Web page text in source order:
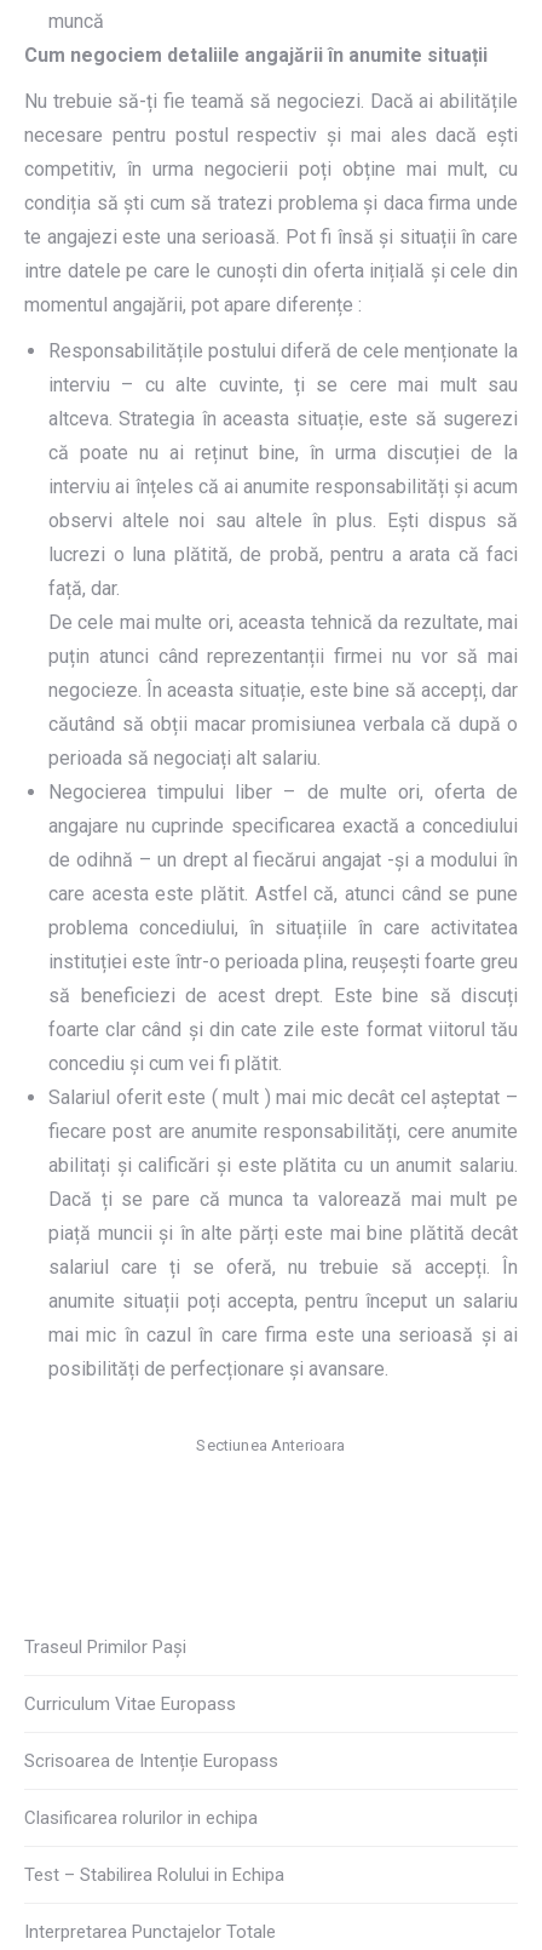
muncă
Cum negociem detaliile angajării în anumite situații
Nu trebuie să-ți fie teamă să negociezi. Dacă ai abilitățile
necesare pentru postul respectiv și mai ales dacă ești
competitiv, în urma negocierii poți obține mai mult, cu
condiția să ști cum să tratezi problema și daca firma unde
te angajezi este una serioasă. Pot fi însă și situații în care
intre datele pe care le cunoști din oferta inițială și cele din
momentul angajării, pot apare diferențe :
Responsabilitățile postului diferă de cele menționate la
interviu – cu alte cuvinte, ți se cere mai mult sau
altceva. Strategia în aceasta situație, este să sugerezi
că poate nu ai reținut bine, în urma discuției de la
interviu ai înțeles că ai anumite responsabilități și acum
observi altele noi sau altele în plus. Ești dispus să
lucrezi o luna plătită, de probă, pentru a arata că faci
față, dar.
De cele mai multe ori, aceasta tehnică da rezultate, mai
puțin atunci când reprezentanții firmei nu vor să mai
negocieze. În aceasta situație, este bine să accepți, dar
căutând să obții macar promisiunea verbala că după o
perioada să negociați alt salariu.
Negocierea timpului liber – de multe ori, oferta de
angajare nu cuprinde specificarea exactă a concediului
de odihnă – un drept al fiecărui angajat -și a modului în
care acesta este plătit. Astfel că, atunci când se pune
problema concediului, în situațiile în care activitatea
instituției este într-o perioada plina, reușești foarte greu
să beneficiezi de acest drept. Este bine să discuți
foarte clar când și din cate zile este format viitorul tău
concediu și cum vei fi plătit.
Salariul oferit este ( mult ) mai mic decât cel așteptat –
fiecare post are anumite responsabilități, cere anumite
abilitați și calificări și este plătita cu un anumit salariu.
Dacă ți se pare că munca ta valorează mai mult pe
piață muncii și în alte părți este mai bine plătită decât
salariul care ți se oferă, nu trebuie să accepți. În
anumite situații poți accepta, pentru început un salariu
mai mic în cazul în care firma este una serioasă și ai
posibilități de perfecționare și avansare.
Sectiunea Anterioara
Traseul Primilor Pași
Curriculum Vitae Europass
Scrisoarea de Intenție Europass
Clasificarea rolurilor in echipa
Test – Stabilirea Rolului in Echipa
Interpretarea Punctajelor Totale